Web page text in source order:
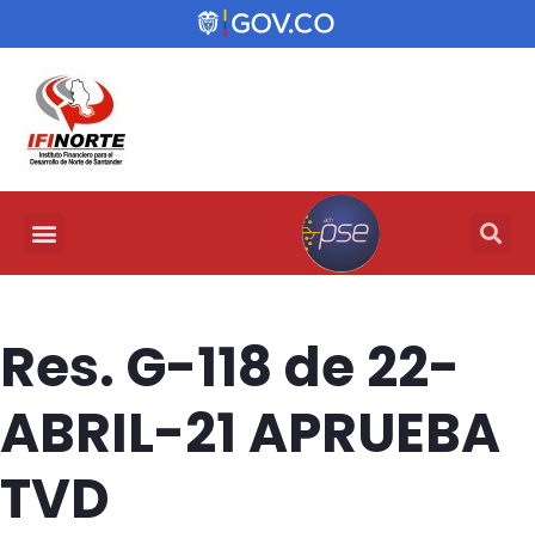
Res. G-118 de 22-
ABRIL-21 APRUEBA
TVD